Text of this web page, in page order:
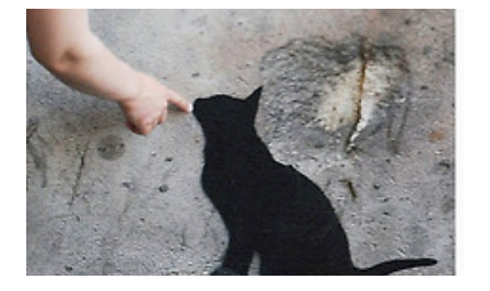
과 오래 가는 인연을 맺고 싶습니다. 낯선 여행지에서 만나는 고양이는,
저 같은 '고양이 여행자'에게는 더없이 큰 기쁨입니다. 특히 고양이를 위
한 시설을 발견하게 되면, 원래 가던 목적도 잠시 잊고 그 자리에 한참을
머물게 되는데요, 파리국립자연사박물관으로 향하던 길에 한 주택가에
서 고양이 전망대를 발견하고 기발한 아이디어에 웃음을 참을 수 ..